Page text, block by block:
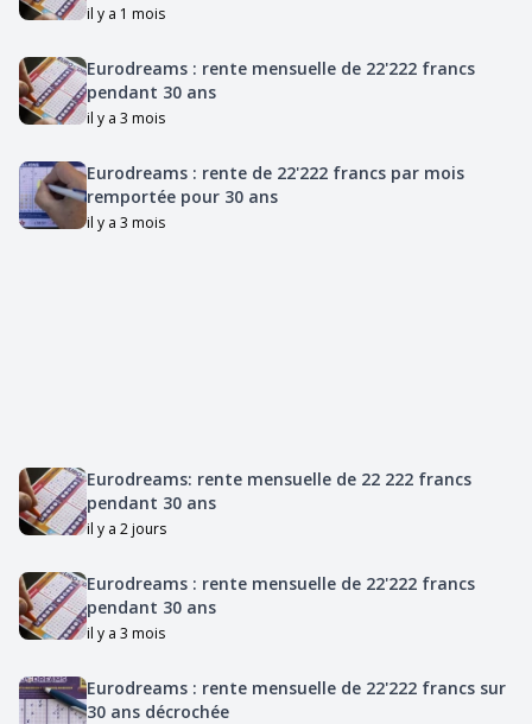
il y a 1 mois
Eurodreams : rente mensuelle de 22'222 francs
pendant 30 ans
il y a 3 mois
Eurodreams : rente de 22'222 francs par mois
remportée pour 30 ans
il y a 3 mois
Eurodreams: rente mensuelle de 22 222 francs
pendant 30 ans
il y a 2 jours
Eurodreams : rente mensuelle de 22'222 francs
pendant 30 ans
il y a 3 mois
Eurodreams : rente mensuelle de 22'222 francs sur
30 ans décrochée